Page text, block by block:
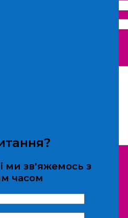
третім особам
ми зв'яжемось з
часом